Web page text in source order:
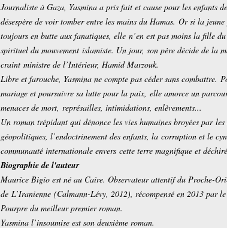
Journaliste à Gaza, Yasmina a pris fait et cause pour les enfants
désespère de voir tomber entre les mains du Hamas. Or si la jeune
toujours en butte aux fanatiques, elle n’en est pas moins la fille
spirituel du mouvement islamiste. Un jour, son père décide de la
craint ministre de l’Intérieur, Hamid Marzouk.
Libre et farouche, Yasmina ne compte pas céder sans combattre.
mariage et poursuivre sa lutte pour la paix, elle amorce un
menaces de mort, représailles, intimidations, enlèvements...
Un roman trépidant qui dénonce les vies humaines broyées par les
géopolitiques, l’endoctrinement des enfants, la corruption et le
communauté internationale envers cette terre magnifique et
Biographie de l'auteur
Maurice Bigio est né au Caire. Observateur attentif du Proche-
de L’Iranienne (Calmann-Lévy, 2012), récompensé en 2013 par
Pourpre du meilleur premier roman.
Yasmina l’insoumise est son deuxième roman.